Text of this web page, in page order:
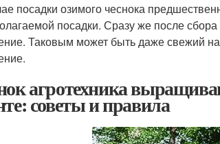
посадки озимого чеснока
посадки. Сразу же после
Таковым может быть даже свежий
агротехника
советы и правила